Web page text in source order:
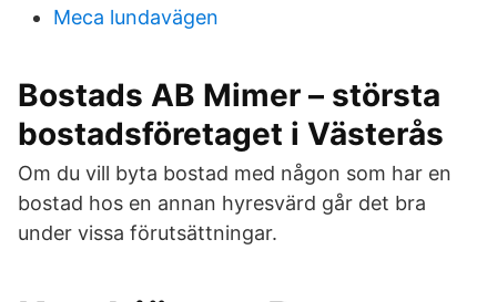
Meca lundavägen
Bostads AB Mimer – största
bostadsföretaget i Västerås
Om du vill byta bostad med någon som har en
bostad hos en annan hyresvärd går det bra
under vissa förutsättningar.